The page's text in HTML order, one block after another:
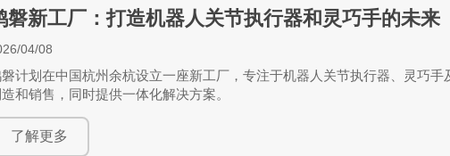
磐新工厂：打造机器人关节执行器和灵巧手的未来
04/08
计划在中国杭州余杭设立一座新工厂，专注于机器人关节执行器、灵巧手
和销售，同时提供一体化解决方案。
了解更多